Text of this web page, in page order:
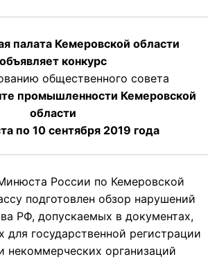
палата Кемеровской области
объявляет конкурс
общественного совета
промышленности Кемеровской
области
по 10 сентября 2019 года
России по Кемеровской
подготовлен обзор нарушений
РФ, допускаемых в документах,
для государственной регистрации
некоммерческих организаций